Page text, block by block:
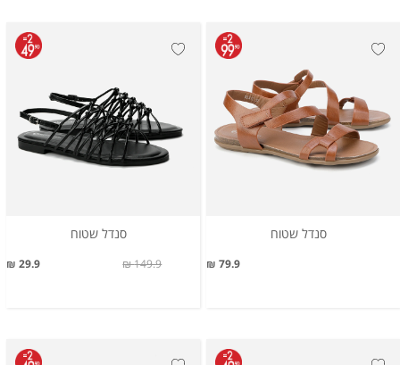
סנדל שטוח
79.9 ₪
סנדל שטוח
29.9 ₪ 149.9 ₪